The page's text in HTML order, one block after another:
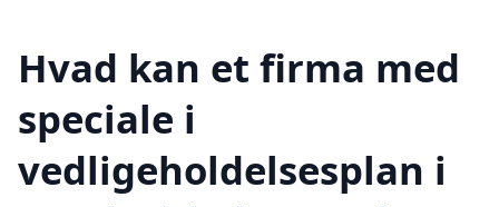
Hvad kan et firma med
speciale i
vedligeholdelsesplan i